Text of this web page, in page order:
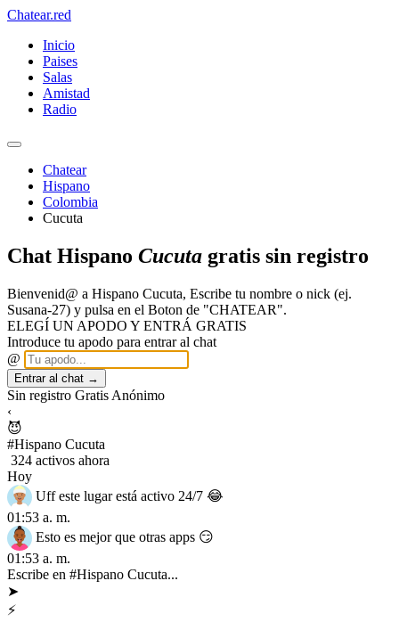
Chatear.red
Inicio
Paises
Salas
Amistad
Radio
Chatear
Hispano
Colombia
Cucuta
Chat Hispano Cucuta gratis sin registro
Bienvenid@ a Hispano Cucuta, Escribe tu nombre o nick (ej.
Susana-27) y pulsa en el Boton de "CHATEAR".
ELEGÍ UN APODO Y ENTRÁ GRATIS
Introduce tu apodo para entrar al chat
@
Entrar al chat →
Sin registro Gratis Anónimo
‹
😈
#Hispano Cucuta
324 activos ahora
Hoy
Uff este lugar está activo 24/7 😂
01:53 a. m.
Esto es mejor que otras apps 😏
01:53 a. m.
Escribe en #Hispano Cucuta...
➤
⚡